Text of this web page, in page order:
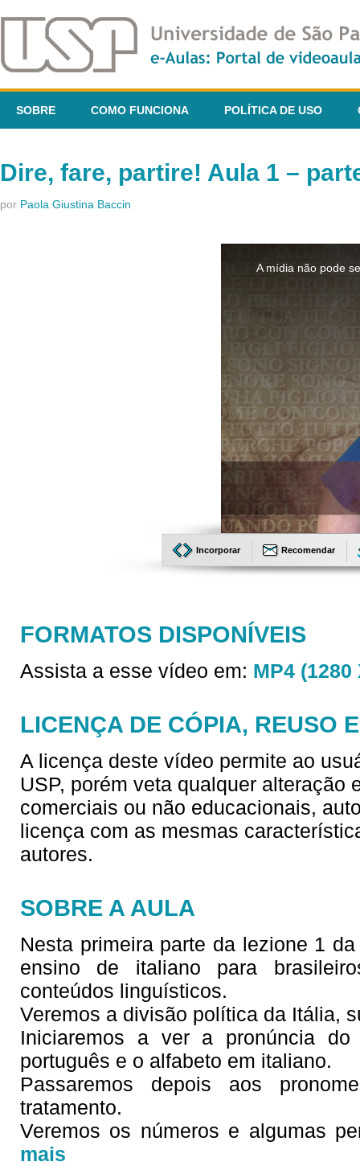
SOBRE COMO FUNCIONA POLÍTICA DE USO
Dire, fare, partire! Aula 1 –
por Paola Giustina Baccin
A mídia não pode
Incorporar Recomendar
FORMATOS DISPONÍVEIS
Assista a esse vídeo em: MP4 (1280
LICENÇA DE CÓPIA, REUSO
A licença deste vídeo permite ao
USP, porém veta qualquer alteração
comerciais ou não educacionais,
licença com as mesmas
autores.
SOBRE A AULA
Nesta primeira parte da lezione 1
ensino de italiano para
conteúdos linguísticos.
Veremos a divisão política da Itália,
Iniciaremos a ver a pronúncia
português e o alfabeto em italiano.
Passaremos depois aos
tratamento.
Veremos os números e algumas
mais